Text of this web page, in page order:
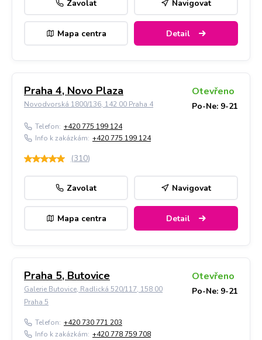
Zavolat Navigovat
Mapa centra Detail
Praha 4, Novo Plaza
Novodvorská 1800/136, 142 00 Praha 4
Otevřeno
Po-Ne: 9-21
Telefon: +420 775 199 124
Info k zakázkám: +420 775 199 124
(310)
Zavolat Navigovat
Mapa centra Detail
Praha 5, Butovice
Galerie Butovice, Radlická 520/117, 158 00
Praha 5
Otevřeno
Po-Ne: 9-21
Telefon: +420 730 771 203
Info k zakázkám: +420 778 759 708